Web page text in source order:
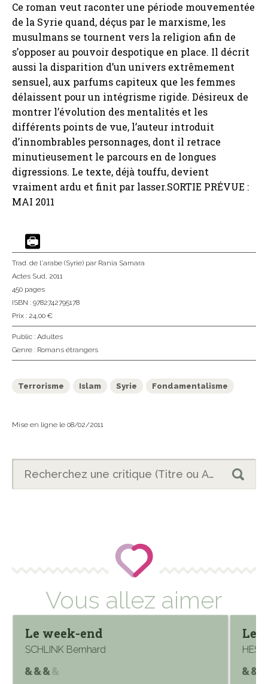
Ce roman veut raconter une période mouvementée
de la Syrie quand, déçus par le marxisme, les
musulmans se tournent vers la religion afin de
s’opposer au pouvoir despotique en place. Il décrit
aussi la disparition d’un univers extrêmement
sensuel, aux parfums capiteux que les femmes
délaissent pour un intégrisme rigide. Désireux de
montrer l’évolution des mentalités et les
différents points de vue, l’auteur introduit
d’innombrables personnages, dont il retrace
minutieusement le parcours en de longues
digressions. Le texte, déjà touffu, devient
vraiment ardu et finit par lasser.SORTIE PRÉVUE :
MAI 2011
Trad. de l'arabe (Syrie) par Rania Samara
Actes Sud, 2011
450 pages
ISBN : 9782742795178
Prix : 24,00 €
Public : Adultes
Genre : Romans étrangers
Terrorisme Islam Syrie Fondamentalisme
Mise en ligne le 08/02/2011
Vous allez aimer
Le week-end
SCHLINK Bernhard